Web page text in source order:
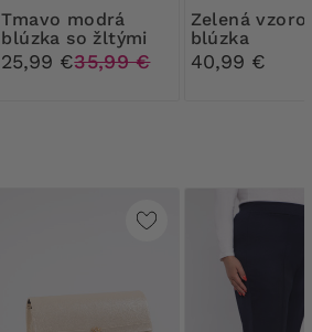
Tmavo modrá
blúzka so žltými
kvetmi a zdobením
25,99 €35,99 €
Zelená vzorovaná
blúzka
40,99 €